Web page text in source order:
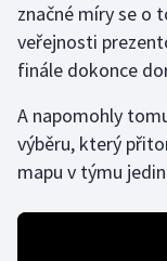
Olympijské hry
Parasport
Plavání
Plážový volejbal
značné míry se o
veřejnosti
finále dokonce
A napomohly
výběru, který
mapu v týmu